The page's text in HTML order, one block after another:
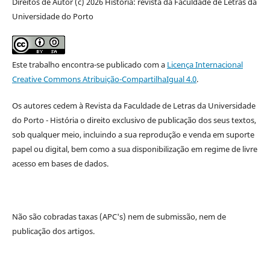
Universidade do Porto
Este trabalho encontra-se publicado com a Licença Internacional
Creative Commons Atribuição-CompartilhaIgual 4.0.
Os autores cedem à Revista da Faculdade de Letras da Universidade
do Porto - Históriao direito exclusivo de publicação dos seus textos,
sob qualquer meio, incluindo a sua reprodução e venda em suporte
papel ou digital, bem como a sua disponibilização em regime de livre
acesso em bases de dados.
Não são cobradas taxas (APC's) nem de submissão, nem de
publicação dos artigos.